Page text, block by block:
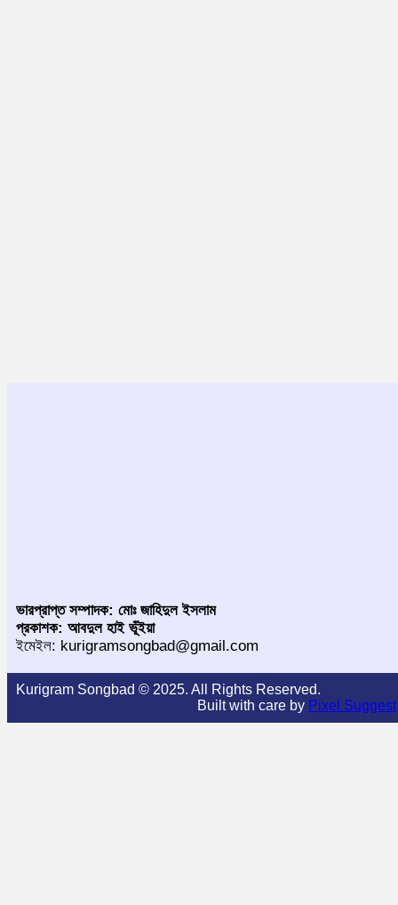
ভারপ্রাপ্ত সম্পাদক: মোঃ জাহিদুল ইসলাম
প্রকাশক: আবদুল হাই ভূঁইয়া
ইমেইল: kurigramsongbad@gmail.com
Kurigram Songbad © 2025. All Rights Reserved.
Built with care by Pixel Suggest